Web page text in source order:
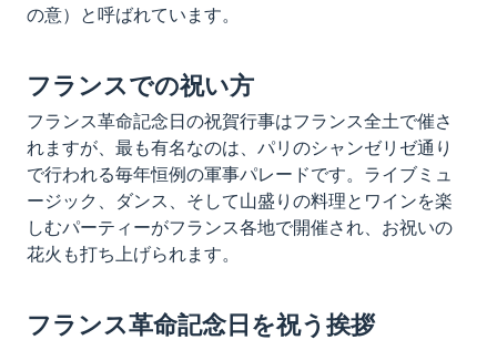
の意）と呼ばれています。
フランスでの祝い方
フランス革命記念日の祝賀行事はフランス全土で催さ
れますが、最も有名なのは、パリのシャンゼリゼ通り
で行われる毎年恒例の軍事パレードです。ライブミュ
ージック、ダンス、そして山盛りの料理とワインを楽
しむパーティーがフランス各地で開催され、お祝いの
花火も打ち上げられます。
フランス革命記念日を祝う挨拶